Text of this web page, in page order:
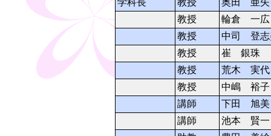
教授
輪倉 一広
教授
中司 登志
教授
崔 銀珠
教授
荒木 実代
教授
中嶋 裕子
講師
下田 旭美
講師
池本 賢一